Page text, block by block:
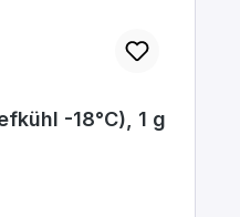
(Tiefkühl -18°C), 1 g